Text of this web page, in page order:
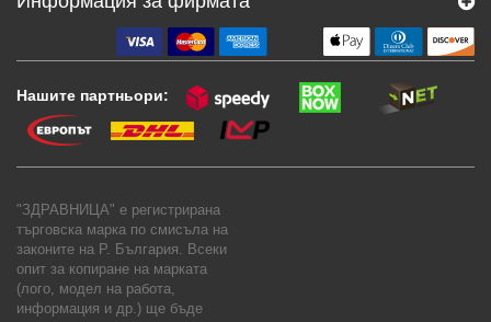
Нашите партньори:
"ЗДРАВНИЦА" е регистрирана
търговска марка по смисъла на
законите на Р. България. Всеки
опит за копиране на марката
(лого, модел на работа,
информация и др.) ще бъде